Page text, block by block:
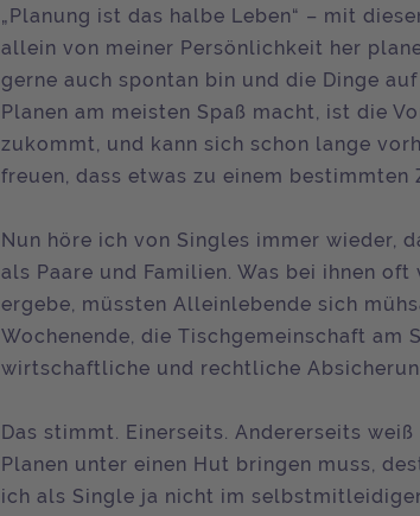
„Planung ist das halbe Leben“ – mit
allein von meiner Persönlichkeit her
gerne auch spontan bin und die Dinge
Planen am meisten Spaß macht, ist die
zukommt, und kann sich schon lange
freuen, dass etwas zu einem
Nun höre ich von Singles immer wieder,
als Paare und Familien. Was bei ihnen
ergebe, müssten Alleinlebende sich
Wochenende, die Tischgemeinschaft am
wirtschaftliche und rechtliche
Das stimmt. Einerseits. Andererseits
Planen unter einen Hut bringen muss,
ich als Single ja nicht im